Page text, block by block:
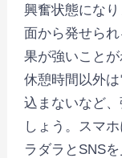
興奮状態にな
面から発せら
果が強いことが
休憩時間以外
込まないなど
しょう。スマ
ラダラとSNS